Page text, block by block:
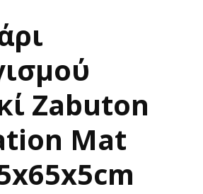
Zabuton
Mat